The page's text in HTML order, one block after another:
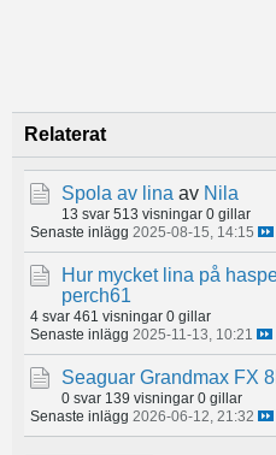
Relaterat
Spola av lina av Nila
13 svar 513 visningar 0 gillar
Senaste inlägg 2025-08-15, 14:15
Hur mycket lina på
perch61
4 svar 461 visningar 0 gillar
Senaste inlägg 2025-11-13, 10:21
Seaguar Grandmax FX
0 svar 139 visningar 0 gillar
Senaste inlägg 2026-06-12, 21:32